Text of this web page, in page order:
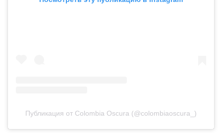
Публикация от Colombia Oscura (@colombiaoscura_)